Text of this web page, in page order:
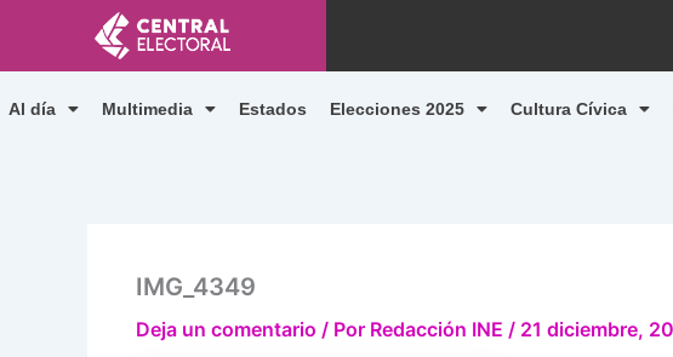
contenido
Al día Multimedia Estados Elecciones 2025 Cultura Cívica
IMG_4349
Deja un comentario / Por Redacción INE / 21 diciembre,